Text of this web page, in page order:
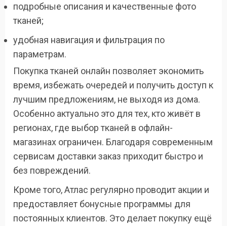
подробные описания и качественные фото
тканей;
удобная навигация и фильтрация по
параметрам.
Покупка тканей онлайн позволяет экономить
время, избежать очередей и получить доступ к
лучшим предложениям, не выходя из дома.
Особенно актуально это для тех, кто живёт в
регионах, где выбор тканей в офлайн-
магазинах ограничен. Благодаря современным
сервисам доставки заказ приходит быстро и
без повреждений.
Кроме того, Атлас регулярно проводит акции и
предоставляет бонусные программы для
постоянных клиентов. Это делает покупку ещё